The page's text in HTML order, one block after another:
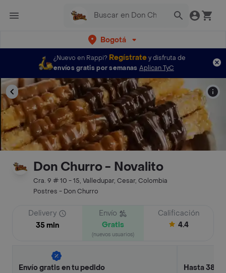
Bogotá
¿Nuevo en Rappi? Regístratey disfruta de
envíos gratis por semanas Aplican TyC
Don Churro - Novalito
Cra. 9 # 10 - 15, Valledupar, Cesar, Colombia
Postres - Don Churro
Delivery
35 min
Envío
Gratis
(nuevos usuarios)
Calificación
4.4
Envío gratis en tu pedido Hasta 38%